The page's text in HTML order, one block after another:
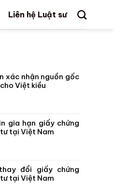
Liên hệ Luật sư
xác nhận nguồn gốc
Việt kiều
gia hạn giấy chứng
tại Việt Nam
đổi giấy chứng
tại Việt Nam